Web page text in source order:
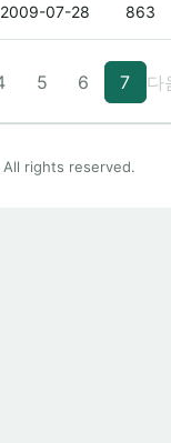
어떻게 되나요?(2)
2009-07-28 863
5 6 7 다
rights reserved.